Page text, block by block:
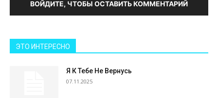
ВОЙДИТЕ, ЧТОБЫ ОСТАВИТЬ КОММЕНТАРИЙ
ЭТО ИНТЕРЕСНО
Я К Тебе Не Вернусь
07.11.2025